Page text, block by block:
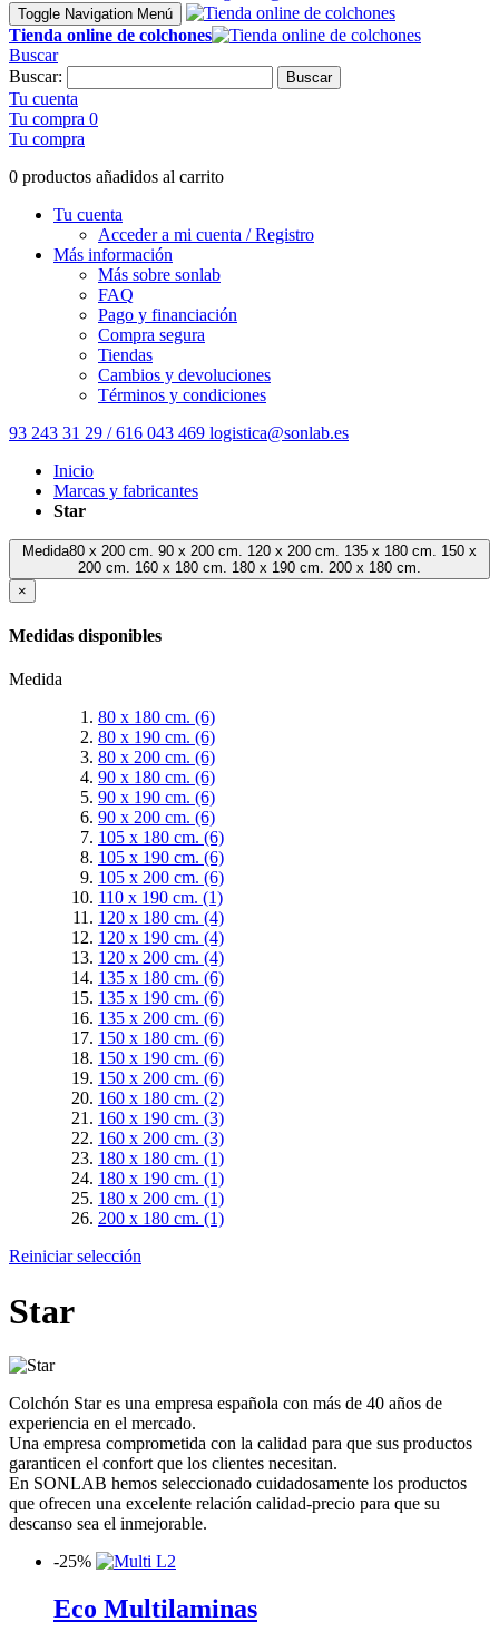
Toggle Navigation Menú
Tienda online de colchones
Buscar
Buscar:
Buscar
Tu cuenta
Tu compra 0
Tu compra
0 productos añadidos al carrito
Tu cuenta
Acceder a mi cuenta / Registro
Más información
Más sobre sonlab
FAQ
Pago y financiación
Compra segura
Tiendas
Cambios y devoluciones
Términos y condiciones
93 243 31 29 / 616 043 469 logistica@sonlab.es
Inicio
Marcas y fabricantes
Star
Medida80 x 200 cm. 90 x 200 cm. 120 x 200 cm. 135 x 180 cm. 150 x
200 cm. 160 x 180 cm. 180 x 190 cm. 200 x 180 cm.
×
Medidas disponibles
Medida
80 x 180 cm. (6)
80 x 190 cm. (6)
80 x 200 cm. (6)
90 x 180 cm. (6)
90 x 190 cm. (6)
90 x 200 cm. (6)
105 x 180 cm. (6)
105 x 190 cm. (6)
105 x 200 cm. (6)
110 x 190 cm. (1)
120 x 180 cm. (4)
120 x 190 cm. (4)
120 x 200 cm. (4)
135 x 180 cm. (6)
135 x 190 cm. (6)
135 x 200 cm. (6)
150 x 180 cm. (6)
150 x 190 cm. (6)
150 x 200 cm. (6)
160 x 180 cm. (2)
160 x 190 cm. (3)
160 x 200 cm. (3)
180 x 180 cm. (1)
180 x 190 cm. (1)
180 x 200 cm. (1)
200 x 180 cm. (1)
Reiniciar selección
Star
Colchón Star es una empresa española con más de 40 años de
experiencia en el mercado.
Una empresa comprometida con la calidad para que sus productos
garanticen el confort que los clientes necesitan.
En SONLAB hemos seleccionado cuidadosamente los productos
que ofrecen una excelente relación calidad-precio para que su
descanso sea el inmejorable.
-25%
Eco Multilaminas